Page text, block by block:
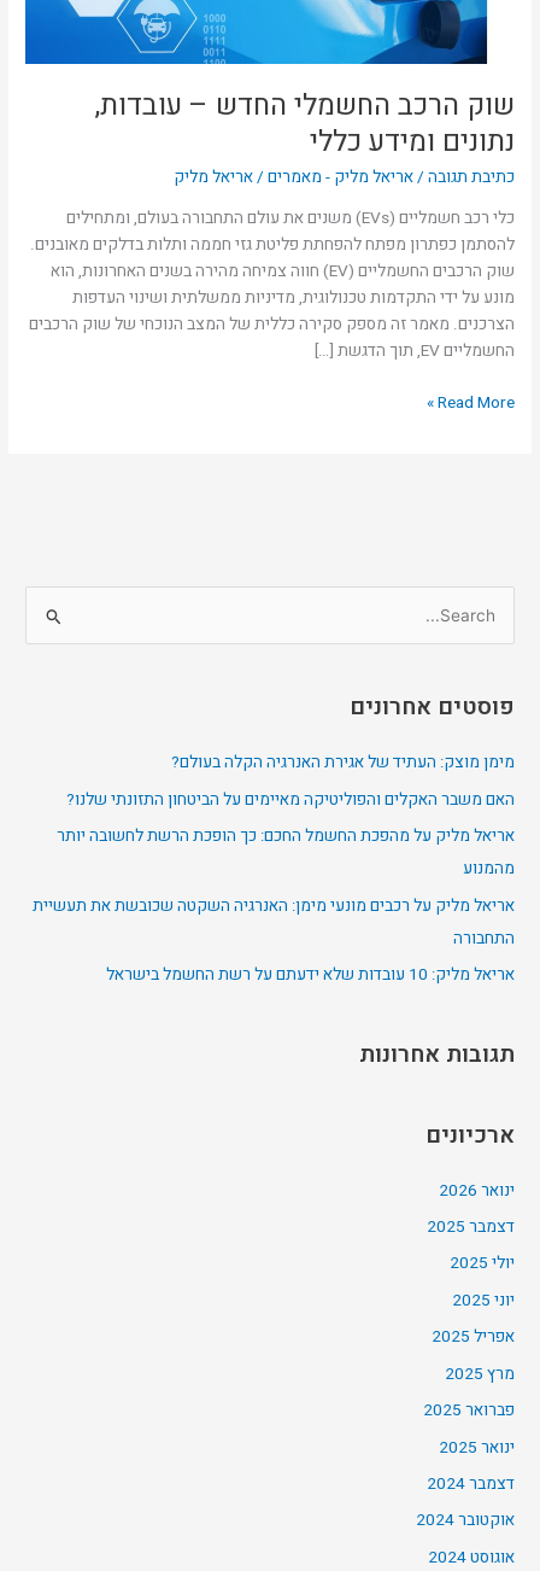
שוק הרכב החשמלי החדש – עובדות,
נתונים ומידע כללי
כתיבת תגובה /אריאל מליק - מאמרים /אריאל מליק
כלי רכב חשמליים (EVs) משנים את עולם התחבורה בעולם, ומתחילים
להסתמן כפתרון מפתח להפחתת פליטת גזי חממה ותלות בדלקים מאובנים.
שוק הרכבים החשמליים (EV) חווה צמיחה מהירה בשנים האחרונות, הוא
מונע על ידי התקדמות טכנולוגית, מדיניות ממשלתית ושינוי העדפות
הצרכנים. מאמר זה מספק סקירה כללית של המצב הנוכחי של שוק הרכבים
החשמליים EV, תוך הדגשת […]
כללי
Read More »
e
r
o
r
:
פוסטים אחרונים
מימן מוצק: העתיד של אגירת האנרגיה הקלה בעולם?
האם משבר האקלים והפוליטיקה מאיימים על הביטחון התזונתי שלנו?
אריאל מליק על מהפכת החשמל החכם: כך הופכת הרשת לחשובה יותר
מהמנוע
אריאל מליק על רכבים מונעי מימן: האנרגיה השקטה שכובשת את תעשיית
התחבורה
אריאל מליק: 10 עובדות שלא ידעתם על רשת החשמל בישראל
תגובות אחרונות
ארכיונים
ינואר 2026
דצמבר 2025
יולי 2025
יוני 2025
אפריל 2025
מרץ 2025
פברואר 2025
ינואר 2025
דצמבר 2024
אוקטובר 2024
אוגוסט 2024